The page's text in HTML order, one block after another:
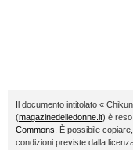
Il documento intitolato «
(magazinedelledonne.it) è reso
Commons . È possibile
condizioni previste dalla